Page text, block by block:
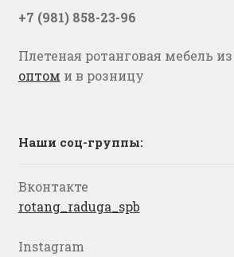
+7 (981) 858-23-96
Плетеная ротанговая мебель
оптом и в розницу
Наши соц-группы:
Вконтакте
rotang_raduga_spb
Instagram